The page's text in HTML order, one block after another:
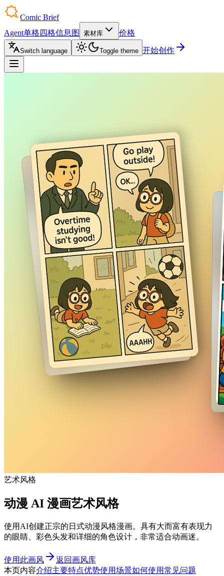
Comic Brief
Agent单格 四格信息图 素材库 价格
Switch language Toggle theme 开始创作
艺术风格
动漫 AI 漫画艺术风格
使用AI创建正宗的日式动漫风格漫画。具有大而富有表现力
的眼睛、彩色头发和详细的角色设计，非常适合动画迷。
使用此画风
返回画风库
本页内容介绍主要特点优势使用场景如何使用常见问题